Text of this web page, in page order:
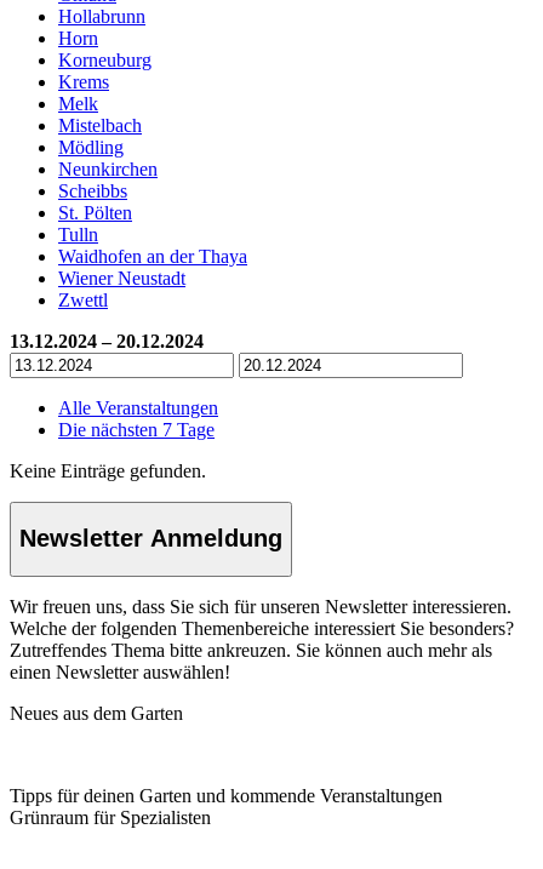
Hollabrunn
Horn
Korneuburg
Krems
Melk
Mistelbach
Mödling
Neunkirchen
Scheibbs
St. Pölten
Tulln
Waidhofen an der Thaya
Wiener Neustadt
Zwettl
13.12.2024 – 20.12.2024
Alle Veranstaltungen
Die nächsten 7 Tage
Keine Einträge gefunden.
Newsletter Anmeldung
Wir freuen uns, dass Sie sich für unseren Newsletter interessieren.
Welche der folgenden Themenbereiche interessiert Sie besonders?
Zutreffendes Thema bitte ankreuzen. Sie können auch mehr als
einen Newsletter auswählen!
Neues aus dem Garten
Tipps für deinen Garten und kommende Veranstaltungen
Grünraum für Spezialisten